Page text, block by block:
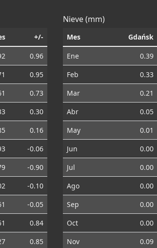
+/-
0.96
0.95
0.73
0.30
0.16
-0.06
-0.90
-0.10
-0.05
0.84
0.85
Nieve (mm)
Mes Gdańsk
Ene 0.39
Feb
0.33
Mar
0.21
Abr
0.05
May
0.01
Jun
0.00
Jul
0.00
Ago
0.00
Sep
0.00
Oct
0.00
Nov
0.09